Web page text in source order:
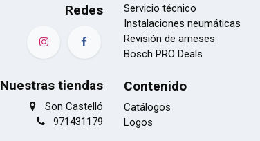
Redes
Nuestras tiendas
Son Castelló
971431179
Servicio técnico
Instalaciones neumáticas
Revisión de arneses
Bosch PRO Deals
Contenido
Catálogos
Logos